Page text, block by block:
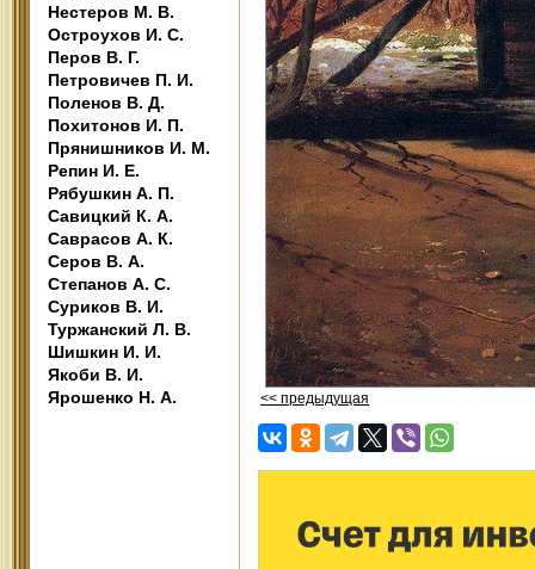
Нестеров М. В.
Остроухов И. С.
Перов В. Г.
Петровичев П. И.
Поленов В. Д.
Похитонов И. П.
Прянишников И. М.
Репин И. Е.
Рябушкин А. П.
Савицкий К. А.
Саврасов А. К.
Серов В. А.
Степанов А. С.
Суриков В. И.
Туржанский Л. В.
Шишкин И. И.
Якоби В. И.
Ярошенко Н. А.
<< предыдущая